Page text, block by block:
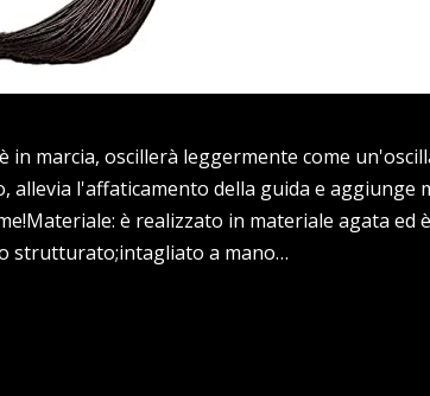
in marcia, oscillerà leggermente come
allevia l'affaticamento della guida e
è realizzato in materiale agata ed
strutturato;intagliato a mano…